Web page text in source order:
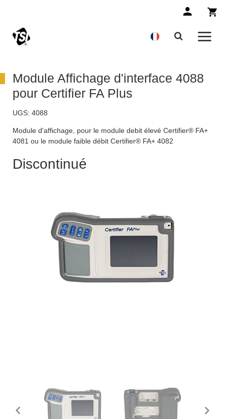
Module Affichage d'interface 4088
pour Certifier FA Plus
UGS: 4088
Module d'affichage, pour le module debit élevé Certifier® FA+
4081 ou le module faible débit Certifier® FA+ 4082
Discontinué